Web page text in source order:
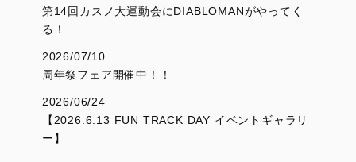
第14回カスノ大運動会にDIABLOMANがやってく
る！
2026/07/10
周年祭フェア開催中！！
2026/06/24
【2026.6.13 FUN TRACK DAY イベントギャラリ
ー】